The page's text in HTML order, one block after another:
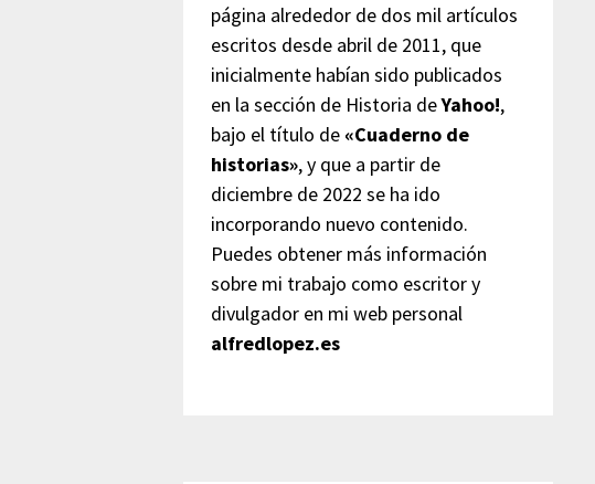
página alrededor de dos mil artículos
escritos desde abril de 2011, que
inicialmente habían sido publicados
en la sección de Historia deYahoo!,
bajo el título de «Cuaderno de
historias», y que a partir de
diciembre de 2022 se ha ido
incorporando nuevo contenido.
Puedes obtener más información
sobre mi trabajo como escritor y
divulgador en mi web personal
alfredlopez.es